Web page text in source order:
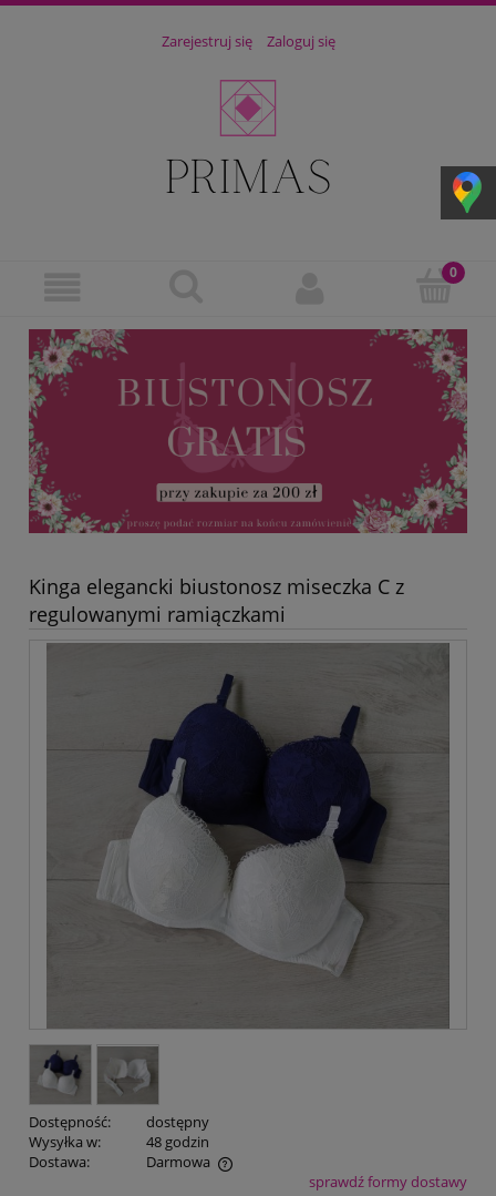
Zarejestruj się Zaloguj się
Kinga elegancki biustonosz miseczka C z
regulowanymi ramiączkami
Dostępność:
dostępny
Wysyłka w:
48 godzin
Dostawa:
Darmowa
Cena nie zawiera ewentualnych kosztów płatnościsprawdź formy dostawy